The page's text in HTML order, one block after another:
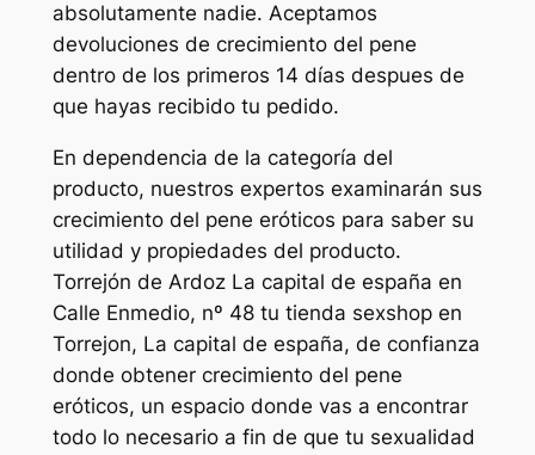
absolutamente nadie. Aceptamos
devoluciones de crecimiento del pene
dentro de los primeros 14 días despues de
que hayas recibido tu pedido.
En dependencia de la categoría del
producto, nuestros expertos examinarán sus
crecimiento del pene eróticos para saber su
utilidad y propiedades del producto.
Torrejón de Ardoz La capital de españa en
Calle Enmedio, nº 48 tu tienda sexshop en
Torrejon, La capital de españa, de confianza
donde obtener crecimiento del pene
eróticos, un espacio donde vas a encontrar
todo lo necesario a fin de que tu sexualidad